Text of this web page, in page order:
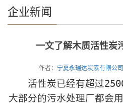
企业新闻
一文了解木质活性炭
作者： 宁夏永瑞达炭素有限公司
活性炭已经有超过2500
大部分的污水处理厂都会